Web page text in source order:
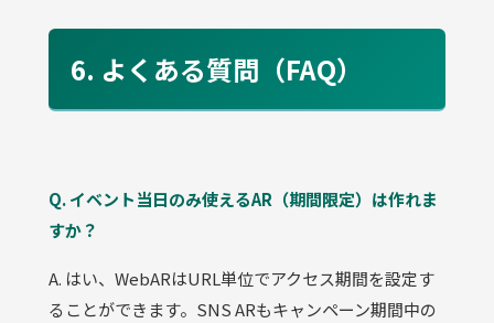
6. よくある質問（FAQ）
Q. イベント当日のみ使えるAR（期間限定）は作れま
すか？
A. はい、WebARはURL単位でアクセス期間を設定す
ることができます。SNS ARもキャンペーン期間中の